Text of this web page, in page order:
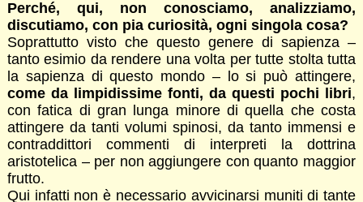
Perché, qui, non conosciamo, analizziamo,
discutiamo, con pia curiosità, ogni singola cosa?
Soprattutto visto che questo genere di sapienza –
tanto esimio da rendere una volta per tutte stolta tutta
la sapienza di questo mondo – lo si può attingere,
come da limpidissime fonti, da questi pochi libri,
con fatica di gran lunga minore di quella che costa
attingere da tanti volumi spinosi, da tanto immensi e
contraddittori commenti di interpreti la dottrina
aristotelica – per non aggiungere con quanto maggior
frutto.
Qui infatti non è necessario avvicinarsi muniti di tante